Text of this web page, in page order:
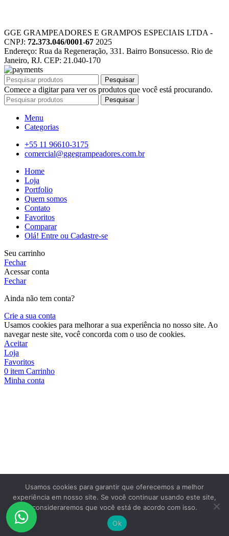
GGE GRAMPEADORES E GRAMPOS ESPECIAIS LTDA -
CNPJ: 72.373.046/0001-67 2025
Endereço: Rua da Regeneração, 331. Bairro Bonsucesso. Rio de
Janeiro, RJ. CEP: 21.040-170
Pesquisar
Comece a digitar para ver os produtos que você está procurando.
Pesquisar
Menu
Categorias
+55 11 96610-3175
comercial@ggegrampeadores.com.br
Home
Loja
Portfolio
Quem somos
Contato
Favoritos
Comparar
Olá! Entre ou Cadastre-se
Seu carrinho
Fechar
Acessar conta
Fechar
Ainda não tem conta?
Crie a sua conta
Usamos cookies para melhorar a sua experiência no nosso site. Ao
navegar neste site, você concorda com o uso de cookies.
Aceitar
Loja
Favoritos
0 item Carrinho
Minha conta
Usamos cookies para garantir que oferecemos a melhor
experiência em nosso site. Se você continuar usando este site,
consideraremos que você está de acordo com isso.
Ok